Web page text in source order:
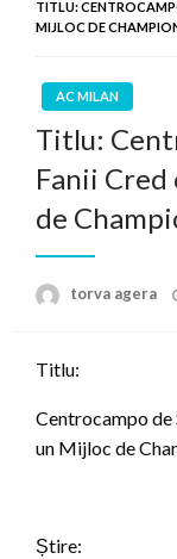
TITLU:
MIJLOC DE
AC MILAN
Titlu:
Fanii Cred
de
torva agera
Titlu:
Centrocampo de
un Mijloc de
Știre: